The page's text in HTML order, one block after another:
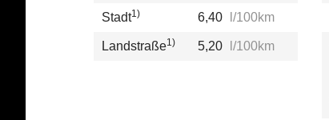
Stadt1) 6,40 l/100km
Landstraße1) 5,20 l/100km